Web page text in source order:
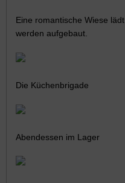
Eine romantische Wiese
werden aufgebaut.
Die Küchenbrigade
Abendessen im Lager